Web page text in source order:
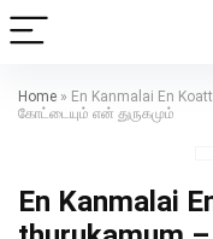
Home » En Kanmalai En
கோட்டையும் என் துருகமும்
En Kanmalai